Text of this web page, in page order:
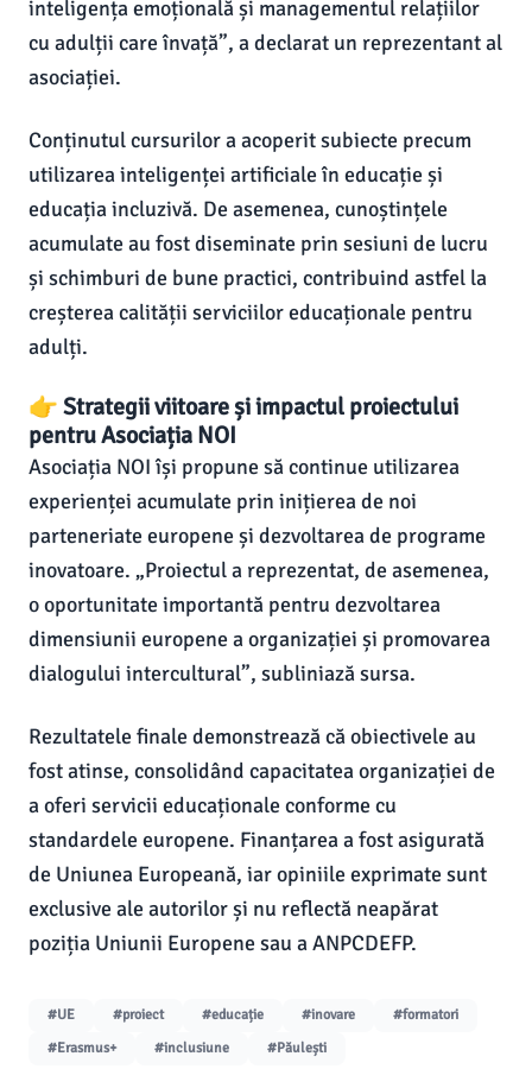
inteligența emoțională și managementul relațiilor
cu adulții care învață”, a declarat un reprezentant al
asociației.
Conținutul cursurilor a acoperit subiecte precum
utilizarea inteligenței artificiale în educație și
educația incluzivă. De asemenea, cunoștințele
acumulate au fost diseminate prin sesiuni de lucru
și schimburi de bune practici, contribuind astfel la
creșterea calității serviciilor educaționale pentru
adulți.
👉 Strategii viitoare și impactul proiectului
pentru Asociația NOI
Asociația NOI își propune să continue utilizarea
experienței acumulate prin inițierea de noi
parteneriate europene și dezvoltarea de programe
inovatoare. „Proiectul a reprezentat, de asemenea,
o oportunitate importantă pentru dezvoltarea
dimensiunii europene a organizației și promovarea
dialogului intercultural”, subliniază sursa.
Rezultatele finale demonstrează că obiectivele au
fost atinse, consolidând capacitatea organizației de
a oferi servicii educaționale conforme cu
standardele europene. Finanțarea a fost asigurată
de Uniunea Europeană, iar opiniile exprimate sunt
exclusive ale autorilor și nu reflectă neapărat
poziția Uniunii Europene sau a ANPCDEFP.
#UE #proiect #educație #inovare
#formatori
#Erasmus+
#inclusiune #Păulești